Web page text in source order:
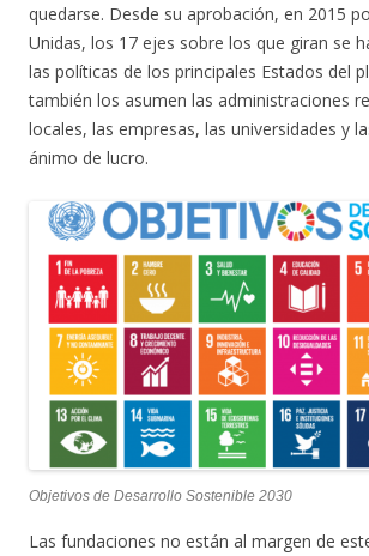
quedarse. Desde su aprobación, en 2015
Unidas, los 17 ejes sobre los que giran se
las políticas de los principales Estados del
también los asumen las administraciones
locales, las empresas, las universidades y
ánimo de lucro.
Objetivos de Desarrollo Sostenible 2030
Las fundaciones no están al margen de